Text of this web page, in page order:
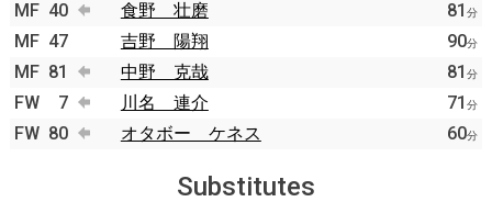
MF 40 食野 壮磨 81 分
MF 47 吉野 陽翔 90分
MF 81 中野 克哉 81 分
FW 7 川名 連介 71 分
FW 80 オタボー ケネス 60分
Substitutes